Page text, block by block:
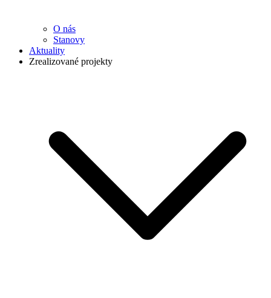
O nás
Stanovy
Aktuality
Zrealizované projekty